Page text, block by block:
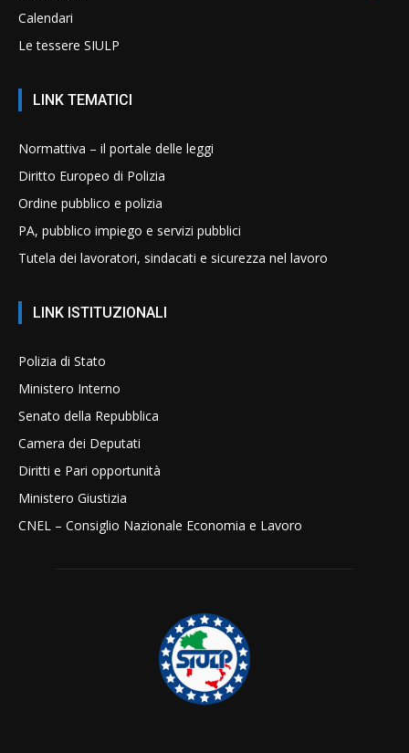
Calendari
Le tessere SIULP
LINK TEMATICI
Normattiva – il portale delle leggi
Diritto Europeo di Polizia
Ordine pubblico e polizia
PA, pubblico impiego e servizi pubblici
Tutela dei lavoratori, sindacati e sicurezza nel lavoro
LINK ISTITUZIONALI
Polizia di Stato
Ministero Interno
Senato della Repubblica
Camera dei Deputati
Diritti e Pari opportunità
Ministero Giustizia
CNEL – Consiglio Nazionale Economia e Lavoro